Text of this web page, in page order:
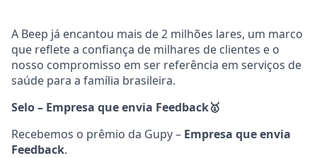
A Beep já encantou mais de 2 milhões lares, um marco
que reflete a confiança de milhares de clientes e o
nosso compromisso em ser referência em serviços de
saúde para a família brasileira.
Selo – Empresa que envia Feedback🥇
Recebemos o prêmio da Gupy – Empresa que envia
Feedback.